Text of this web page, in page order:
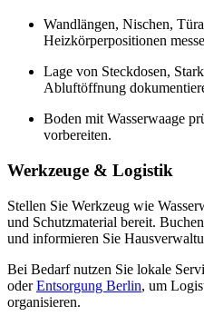
Wandlängen, Nischen,
Heizkörperpositionen
Lage von Steckdosen,
Abluftöffnung
Boden mit Wasserwaage
vorbereiten.
Werkzeuge & Logistik
Stellen Sie Werkzeug wie
und Schutzmaterial bereit.
und informieren Sie
Bei Bedarf nutzen Sie lokale
oderEntsorgung Berlin, um
organisieren.